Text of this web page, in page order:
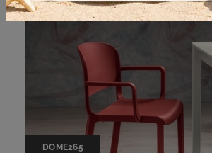
DOME265